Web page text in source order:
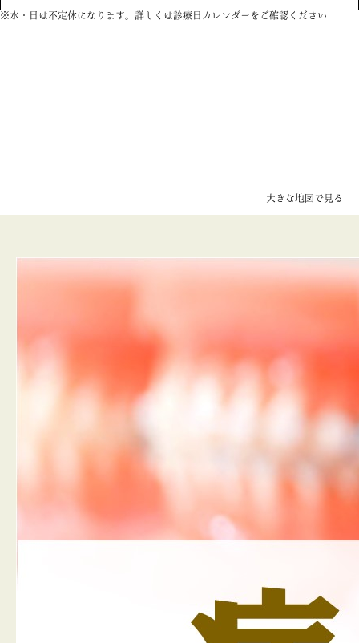
※水・日は不定休になります。詳しくは診療日カレンダーをご確認ください
大きな地図で見る